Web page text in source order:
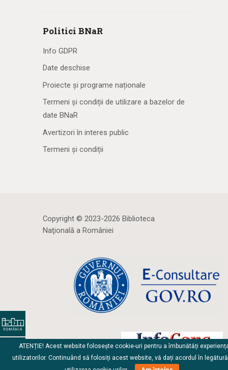
Politici BNaR
Info GDPR
Date deschise
Proiecte și programe naționale
Termeni și condiții de utilizare a bazelor de
date BNaR
Avertizori în interes public
Termeni și condiții
Copyright © 2023-2026 Biblioteca
Naţională a României
ATENȚIE! Acest website folosește cookie-uri pentru a îmbunătăți
utilizatorilor. Continuând să folosiți acest website, vă dați acordul în